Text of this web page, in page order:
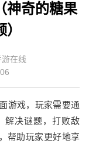
神奇的糖果
在线
游戏，玩家需要通
解决谜题，打败敌
帮助玩家更好地享